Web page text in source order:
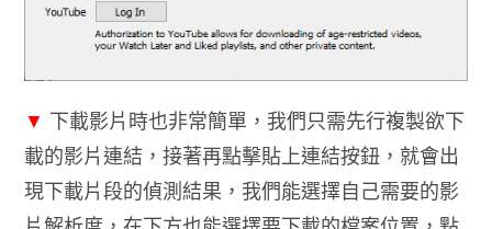
▼ 下載影片時也非常簡單，我們只需先行複製欲下
載的影片連結，接著再點擊貼上連結按鈕，就會出
現下載片段的偵測結果，我們能選擇自己需要的影